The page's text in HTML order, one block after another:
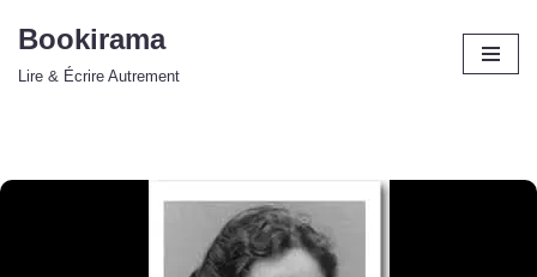
Bookirama
Lire & Écrire Autrement